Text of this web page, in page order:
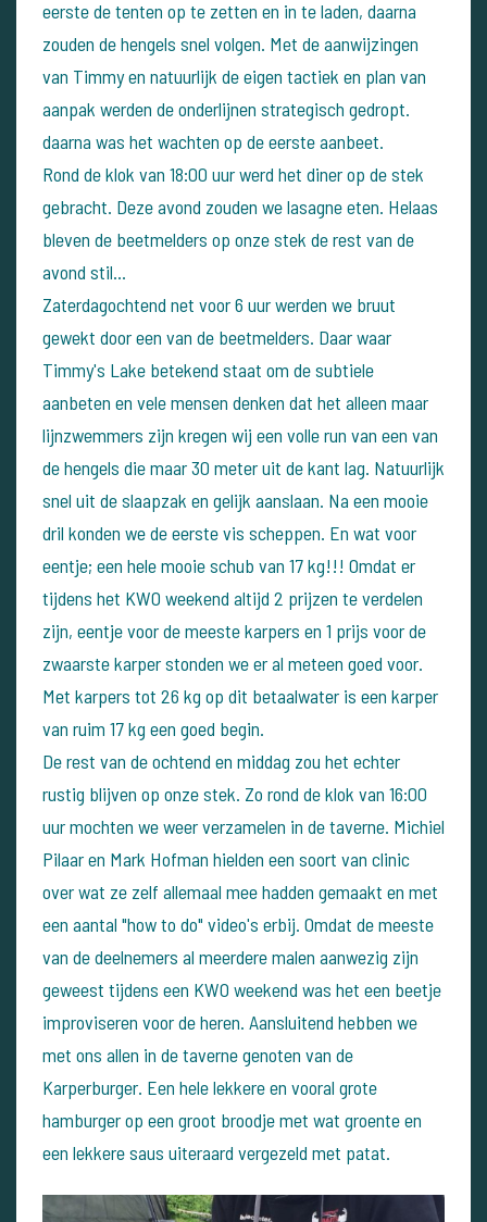
eerste de tenten op te zetten en in te laden, daarna
zouden de hengels snel volgen. Met de aanwijzingen
van Timmy en natuurlijk de eigen tactiek en plan van
aanpak werden de onderlijnen strategisch gedropt.
daarna was het wachten op de eerste aanbeet.
Rond de klok van 18:00 uur werd het diner op de stek
gebracht. Deze avond zouden we lasagne eten. Helaas
bleven de beetmelders op onze stek de rest van de
avond stil...
Zaterdagochtend net voor 6 uur werden we bruut
gewekt door een van de beetmelders. Daar waar
Timmy's Lake betekend staat om de subtiele
aanbeten en vele mensen denken dat het alleen maar
lijnzwemmers zijn kregen wij een volle run van een van
de hengels die maar 30 meter uit de kant lag. Natuurlijk
snel uit de slaapzak en gelijk aanslaan. Na een mooie
dril konden we de eerste vis scheppen. En wat voor
eentje; een hele mooie schub van 17 kg!!! Omdat er
tijdens het KWO weekend altijd 2 prijzen te verdelen
zijn, eentje voor de meeste karpers en 1 prijs voor de
zwaarste karper stonden we er al meteen goed voor.
Met karpers tot 26 kg op dit betaalwater is een karper
van ruim 17 kg een goed begin.
De rest van de ochtend en middag zou het echter
rustig blijven op onze stek. Zo rond de klok van 16:00
uur mochten we weer verzamelen in de taverne. Michiel
Pilaar en Mark Hofman hielden een soort van clinic
over wat ze zelf allemaal mee hadden gemaakt en met
een aantal "how to do" video's erbij. Omdat de meeste
van de deelnemers al meerdere malen aanwezig zijn
geweest tijdens een KWO weekend was het een beetje
improviseren voor de heren. Aansluitend hebben we
met ons allen in de taverne genoten van de
Karperburger. Een hele lekkere en vooral grote
hamburger op een groot broodje met wat groente en
een lekkere saus uiteraard vergezeld met patat.